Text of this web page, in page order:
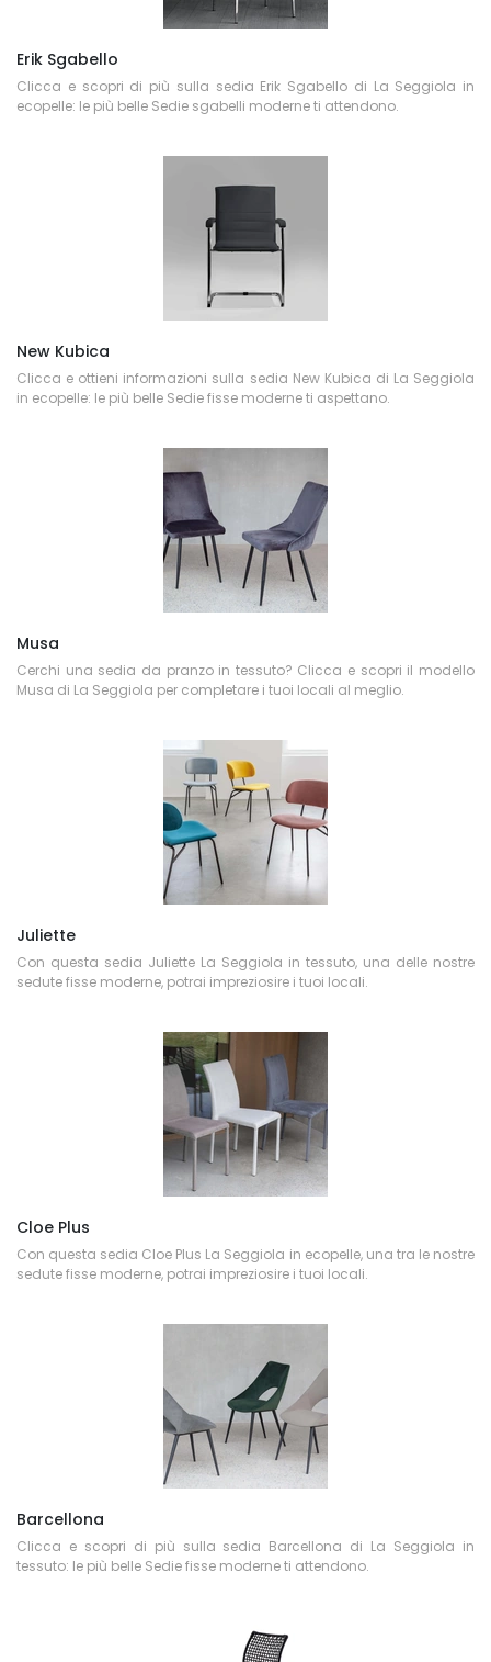
Erik Sgabello
Clicca e scopri di più sulla sedia Erik Sgabello di La Seggiola in
ecopelle: le più belle Sedie sgabelli moderne ti attendono.
New Kubica
Clicca e ottieni informazioni sulla sedia New Kubica di La Seggiola
in ecopelle: le più belle Sedie fisse moderne ti aspettano.
Musa
Cerchi una sedia da pranzo in tessuto? Clicca e scopri il modello
Musa di La Seggiola per completare i tuoi locali al meglio.
Juliette
Con questa sedia Juliette La Seggiola in tessuto, una delle nostre
sedute fisse moderne, potrai impreziosire i tuoi locali.
Cloe Plus
Con questa sedia Cloe Plus La Seggiola in ecopelle, una tra le nostre
sedute fisse moderne, potrai impreziosire i tuoi locali.
Barcellona
Clicca e scopri di più sulla sedia Barcellona di La Seggiola in
tessuto: le più belle Sedie fisse moderne ti attendono.